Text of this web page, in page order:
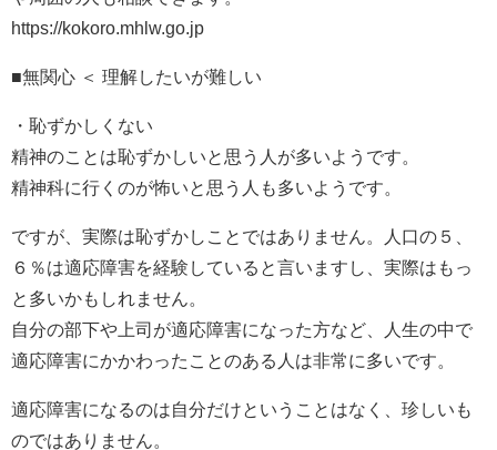
https://kokoro.mhlw.go.jp
■無関心 ＜ 理解したいが難しい
・恥ずかしくない
精神のことは恥ずかしいと思う人が多いようです。
精神科に行くのが怖いと思う人も多いようです。
ですが、実際は恥ずかしことではありません。人口の５、
６％は適応障害を経験していると言いますし、実際はもっ
と多いかもしれません。
自分の部下や上司が適応障害になった方など、人生の中で
適応障害にかかわったことのある人は非常に多いです。
適応障害になるのは自分だけということはなく、珍しいも
のではありません。